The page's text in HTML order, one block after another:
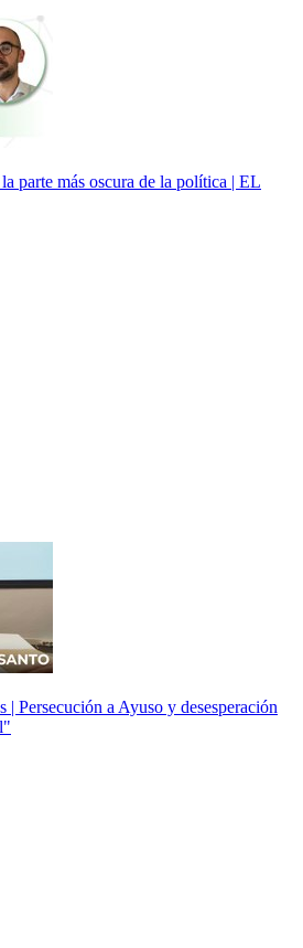
parte más oscura de la política | EL
| Persecución a Ayuso y desesperación